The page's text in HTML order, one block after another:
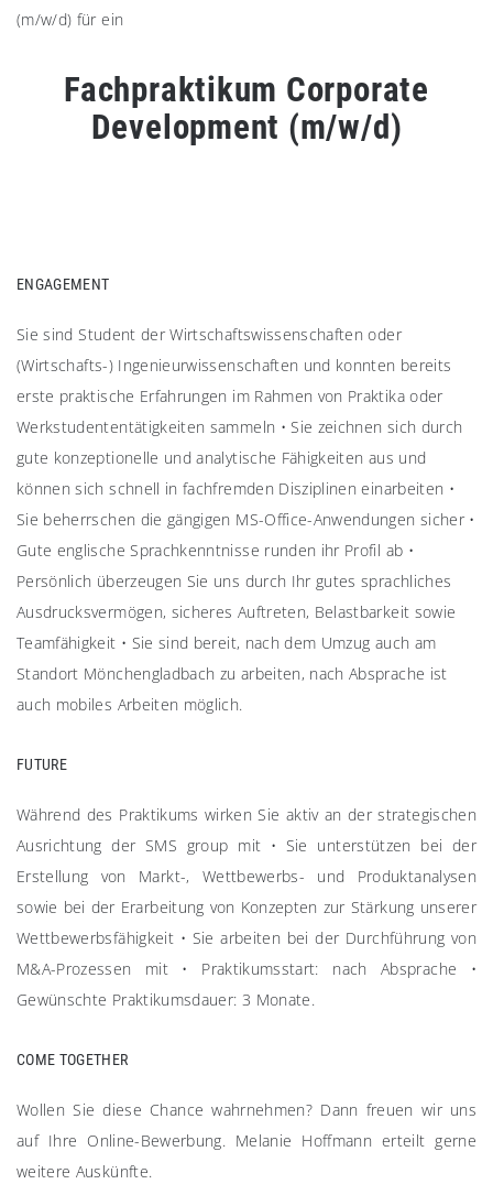
(m/w/d) für ein
Fachpraktikum Corporate
Development (m/w/d)
ENGAGEMENT
Sie sind Student der Wirtschaftswissenschaften oder
(Wirtschafts-) Ingenieurwissenschaften und konnten bereits
erste praktische Erfahrungen im Rahmen von Praktika oder
Werkstudententätigkeiten sammeln • Sie zeichnen sich durch
gute konzeptionelle und analytische Fähigkeiten aus und
können sich schnell in fachfremden Disziplinen einarbeiten •
Sie beherrschen die gängigen MS-Office-Anwendungen sicher •
Gute englische Sprachkenntnisse runden ihr Profil ab •
Persönlich überzeugen Sie uns durch Ihr gutes sprachliches
Ausdrucksvermögen, sicheres Auftreten, Belastbarkeit sowie
Teamfähigkeit • Sie sind bereit, nach dem Umzug auch am
Standort Mönchengladbach zu arbeiten, nach Absprache ist
auch mobiles Arbeiten möglich.
FUTURE
Während des Praktikums wirken Sie aktiv an der strategischen
Ausrichtung der SMS group mit • Sie unterstützen bei der
Erstellung von Markt-, Wettbewerbs- und Produktanalysen
sowie bei der Erarbeitung von Konzepten zur Stärkung unserer
Wettbewerbsfähigkeit • Sie arbeiten bei der Durchführung von
M&A-Prozessen mit • Praktikumsstart: nach Absprache •
Gewünschte Praktikumsdauer: 3 Monate.
COME TOGETHER​
Wollen Sie diese Chance wahrnehmen? Dann freuen wir uns
auf Ihre Online-Bewerbung. Melanie Hoffmann erteilt gerne
weitere Auskünfte.